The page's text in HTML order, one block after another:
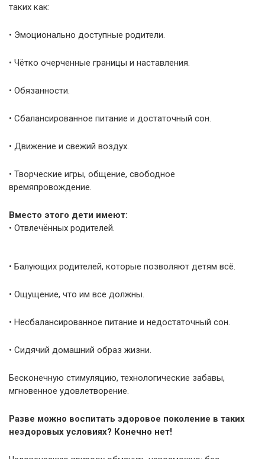
таких как:
• Эмоционально доступные родители.
• Чётко очерченные границы и наставления.
• Обязанности.
• Сбалансированное питание и достаточный сон.
• Движение и свежий воздух.
• Творческие игры, общение, свободное
времяпровождение.
Вместо этого дети имеют:
• Отвлечённых родителей.
• Балующих родителей, которые позволяют детям всё.
• Ощущение, что им все должны.
• Несбалансированное питание и недостаточный сон.
• Сидячий домашний образ жизни.
Бесконечную стимуляцию, технологические забавы,
мгновенное удовлетворение.
Разве можно воспитать здоровое поколение в таких
нездоровых условиях? Конечно нет!